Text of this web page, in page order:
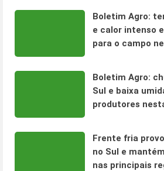
Boletim Agro:
e calor intenso
para o campo
Boletim Agro:
Sul e baixa
produtores
Frente fria
no Sul e
nas principais